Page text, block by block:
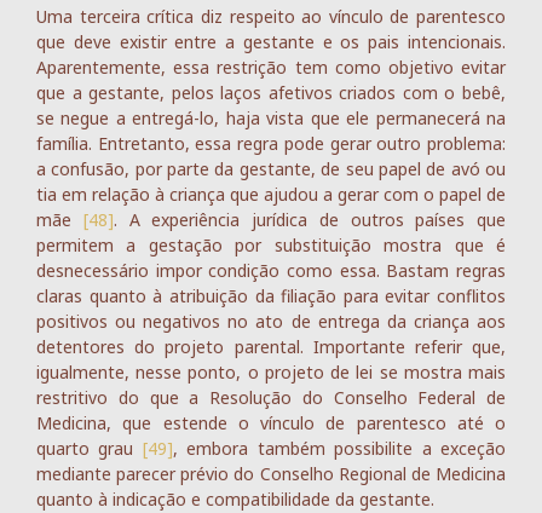
Uma terceira crítica diz respeito ao vínculo de parentesco
que deve existir entre a gestante e os pais intencionais.
Aparentemente, essa restrição tem como objetivo evitar
que a gestante, pelos laços afetivos criados com o bebê,
se negue a entregá-lo, haja vista que ele permanecerá na
família. Entretanto, essa regra pode gerar outro problema:
a confusão, por parte da gestante, de seu papel de avó ou
tia em relação à criança que ajudou a gerar com o papel de
mãe [48]. A experiência jurídica de outros países que
permitem a gestação por substituição mostra que é
desnecessário impor condição como essa. Bastam regras
claras quanto à atribuição da filiação para evitar conflitos
positivos ou negativos no ato de entrega da criança aos
detentores do projeto parental. Importante referir que,
igualmente, nesse ponto, o projeto de lei se mostra mais
restritivo do que a Resolução do Conselho Federal de
Medicina, que estende o vínculo de parentesco até o
quarto grau [49], embora também possibilite a exceção
mediante parecer prévio do Conselho Regional de Medicina
quanto à indicação e compatibilidade da gestante.